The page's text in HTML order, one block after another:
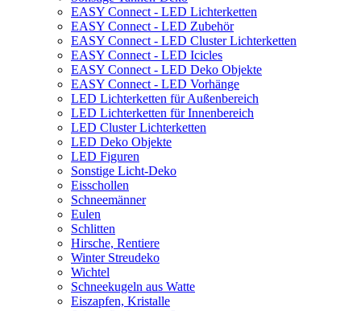
EASY Connect - LED Lichterketten
EASY Connect - LED Zubehör
EASY Connect - LED Cluster Lichterketten
EASY Connect - LED Icicles
EASY Connect - LED Deko Objekte
EASY Connect - LED Vorhänge
LED Lichterketten für Außenbereich
LED Lichterketten für Innenbereich
LED Cluster Lichterketten
LED Deko Objekte
LED Figuren
Sonstige Licht-Deko
Eisschollen
Schneemänner
Eulen
Schlitten
Hirsche, Rentiere
Winter Streudeko
Wichtel
Schneekugeln aus Watte
Eiszapfen, Kristalle